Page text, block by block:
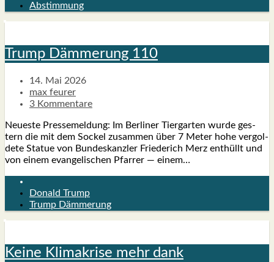
Abstimmung
Trump Däm­me­rung 110
14. Mai 2026
max feurer
3 Kommentare
Neu­es­te Pres­se­mel­dung: Im Ber­li­ner Tier­gar­ten wur­de ges­
tern die mit dem Sockel zusam­men über 7 Meter hohe ver­gol­
de­te Sta­tue von Bun­des­kanz­ler Frie­de­rich Merz ent­hüllt und
von einem evan­ge­li­schen Pfar­rer — einem…
Donald Trump
Trump Dämmerung
Kei­ne Kli­ma­kri­se mehr dank